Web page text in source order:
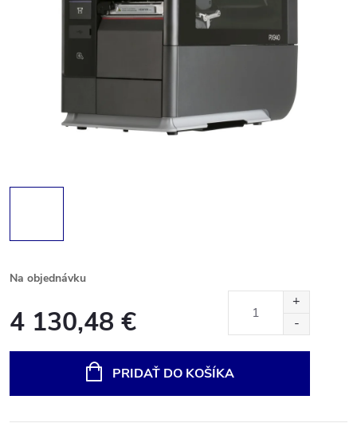
Na objednávku
4 130,48 €
PRIDAŤ DO KOŠÍKA